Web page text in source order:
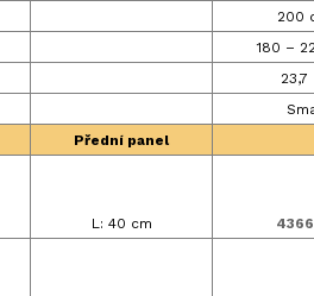
200
180 –
23,7
Přední panel
L: 40 cm